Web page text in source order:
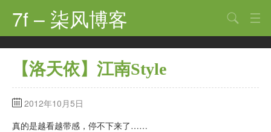
7f – 柒风博客
首页
软件·技术
手机·数码
科技·探索
搜索
【洛天依】江南Style
2012年10月5日
真的是越看越带感，停不下来了……